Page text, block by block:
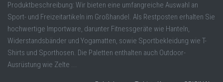
Produktbeschreibung: Wir bieten eine umfangreiche Auswahl an
Sport- und Freizeitartikeln im Großhandel. Als Restposten erhalten Sie
hochwertige Importware, darunter Fitnessgeräte wie Hanteln,
Widerstandsbänder und Yogamatten, sowie Sportbekleidung wie T-
Shirts und Sporthosen. Die Paletten enthalten auch Outdoor-
Ausrüstung wie Zelte ...